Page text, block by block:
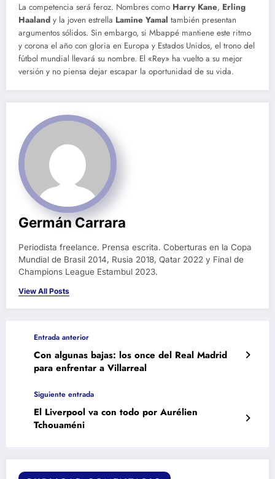
La competencia será feroz. Nombres como Harry Kane, Erling
Haaland y la joven estrella Lamine Yamal también presentan
argumentos sólidos. Sin embargo, si Mbappé mantiene este ritmo
y corona el año con gloria en Europa y Estados Unidos, el trono del
fútbol mundial llevará su nombre. El «Rey» ha vuelto a su mejor
versión y no piensa dejar escapar la oportunidad de su vida.
Germán Carrara
Periodista freelance. Prensa escrita. Coberturas en la Copa
Mundial de Brasil 2014, Rusia 2018, Qatar 2022 y Final de
Champions League Estambul 2023.
View All Posts
Entrada anterior
Con algunas bajas: los once del Real Madrid
para enfrentar a Villarreal
Siguiente entrada
El Liverpool va con todo por Aurélien
Tchouaméni